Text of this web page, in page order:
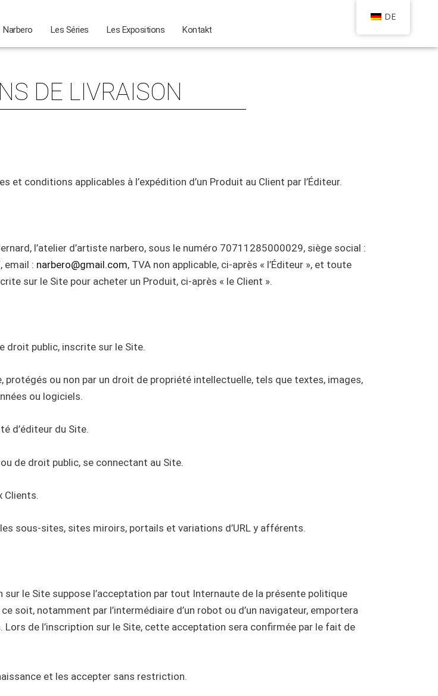
Narbero Les Séries Les Expositions Kontakt
DE LIVRAISON
conditions applicables à l’expédition d’un Produit au Client par l’Éditeur.
l’atelier d’artiste narbero, sous le numéro 70711285000029, siège social :
email : narbero@gmail.com, TVA non applicable, ci-après « l’Éditeur », et toute
sur le Site pour acheter un Produit, ci-après « le Client ».
droit public, inscrite sur le Site.
protégés ou non par un droit de propriété intellectuelle, tels que textes, images,
ou logiciels.
d’éditeur du Site.
de droit public, se connectant au Site.
Clients.
sous-sites, sites miroirs, portails et variations d’URL y afférents.
le Site suppose l’acceptation par tout Internaute de la présente politique
soit, notamment par l’intermédiaire d’un robot ou d’un navigateur, emportera
de l’inscription sur le Site, cette acceptation sera confirmée par le fait de
et les accepter sans restriction.
DE